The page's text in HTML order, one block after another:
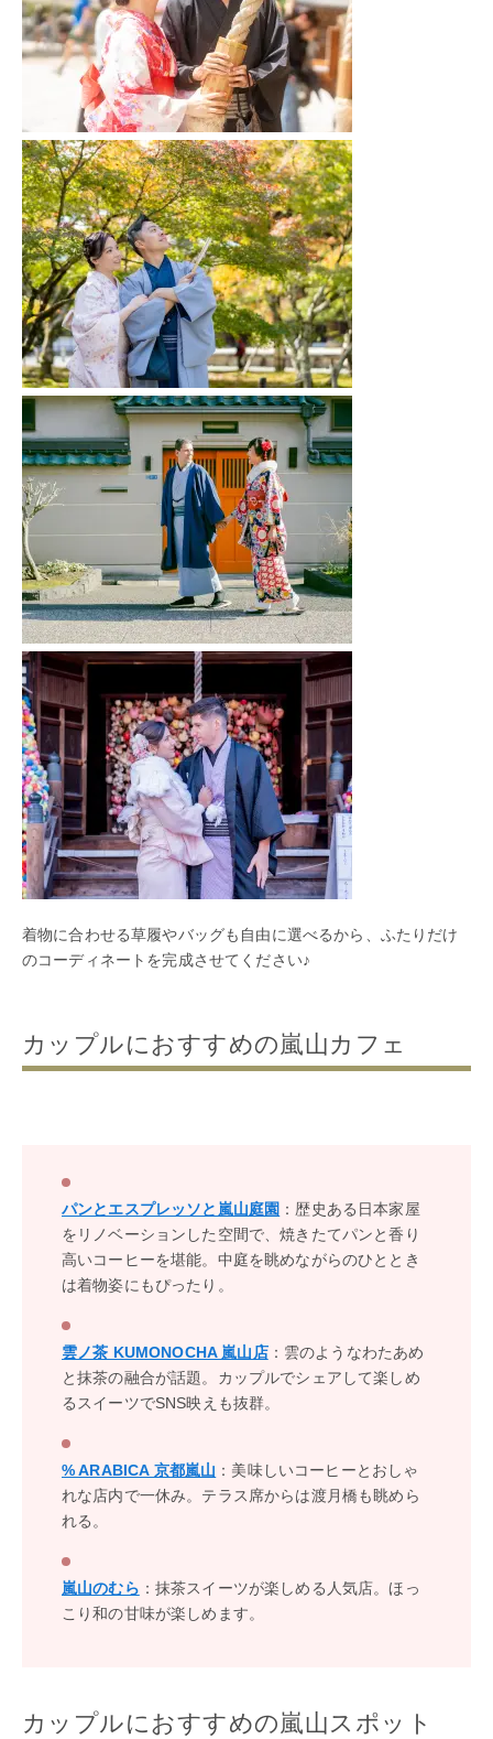
着物に合わせる草履やバッグも自由に選べるから、ふたりだけ
のコーディネートを完成させてください♪
カップルにおすすめの嵐山カフェ
パンとエスプレッソと嵐山庭園 ：歴史ある日本家屋
をリノベーションした空間で、焼きたてパンと香り
高いコーヒーを堪能。中庭を眺めながらのひととき
は着物姿にもぴったり。
雲ノ茶 KUMONOCHA 嵐山店：雲のようなわたあめ
と抹茶の融合が話題。カップルでシェアして楽しめ
るスイーツでSNS映えも抜群。
% ARABICA 京都嵐山 ：美味しいコーヒーとおしゃ
れな店内で一休み。テラス席からは渡月橋も眺めら
れる。
嵐山のむら ：抹茶スイーツが楽しめる人気店。ほっ
こり和の甘味が楽しめます。
カップルにおすすめの嵐山スポット